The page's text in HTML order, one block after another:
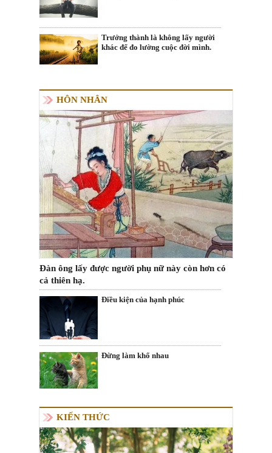
Trưởng thành là không lấy người
khác để đo lường cuộc đời mình.
HÔN NHÂN
Đàn ông lấy được người phụ nữ này còn hơn có
cả thiên hạ.
Điều kiện của hạnh phúc
Đừng làm khổ nhau
KIẾN THỨC